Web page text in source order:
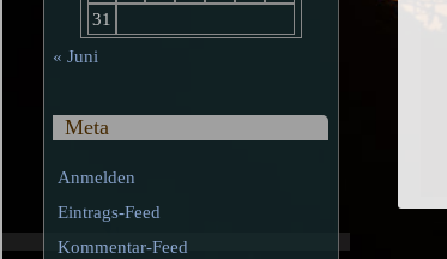
31
« Juni
Meta
Anmelden
Eintrags-Feed
Kommentar-Feed